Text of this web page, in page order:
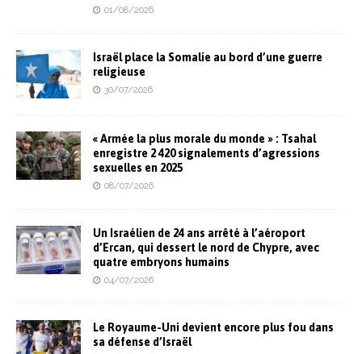
01/08/2026
Israël place la Somalie au bord d’une guerre
religieuse
30/07/2026
« Armée la plus morale du monde » : Tsahal
enregistre 2 420 signalements d’agressions
sexuelles en 2025
08/07/2026
Un Israélien de 24 ans arrêté à l’aéroport
d’Ercan, qui dessert le nord de Chypre, avec
quatre embryons humains
04/07/2026
Le Royaume-Uni devient encore plus fou dans
sa défense d’Israël